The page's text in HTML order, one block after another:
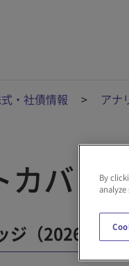
・社債情報 アナ
カバレ
（2026年7月
By